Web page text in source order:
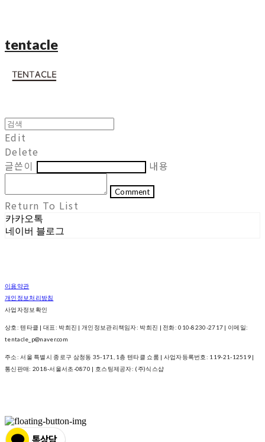
tentacle
Edit
Delete
글쓴이
내용
Comment
Return To List
카카오톡
네이버 블로그
이용약관
개인정보처리방침
사업자정보확인
상호: 텐타클 | 대표: 박희진 | 개인정보관리책임자: 박희진 | 전화: 010-8230-2717 | 이메일:
tentacle_p@naver.com
주소: 서울 특별시 종로구 삼청동 35-171, 1층 텐타클 쇼룸 | 사업자등록번호: 119-21-12519 |
통신판매: 2018-서울서초-0870 | 호스팅제공자: (주)식스샵